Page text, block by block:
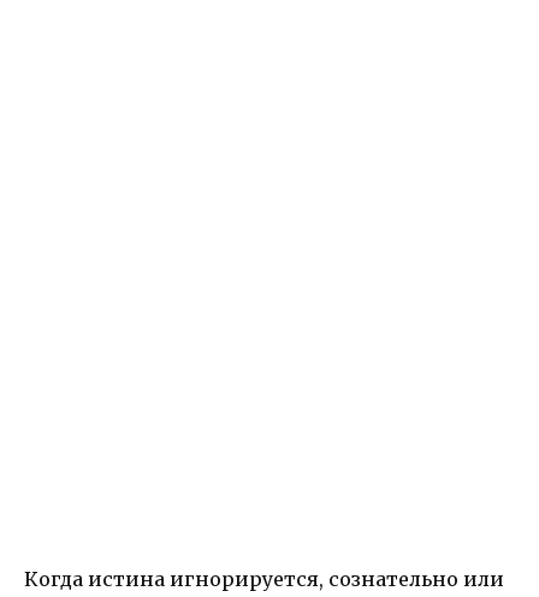
Когда истина игнорируется, сознательно или